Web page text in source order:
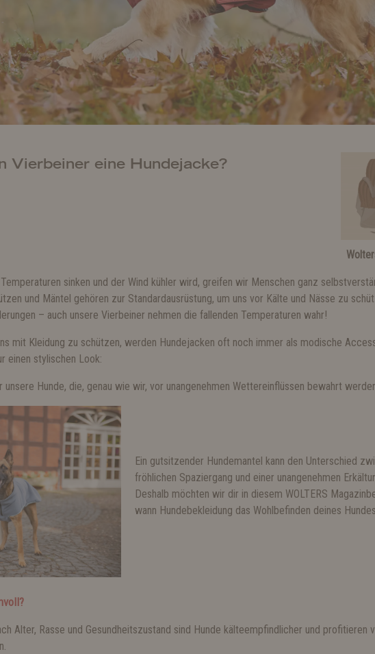
Vierbeiner eine Hundejacke?
sinken und der Wind kühler wird, greifen wir Menschen ganz
und Mäntel gehören zur Standardausrüstung, um uns vor Kälte und Nässe zu
– auch unsere Vierbeiner nehmen die fallenden Temperaturen wahr!
mit Kleidung zu schützen, werden Hundejacken oft noch immer als modische
einen stylischen Look:
Hunde, die, genau wie wir, vor unangenehmen Wettereinflüssen bewahrt
Ein gutsitzender Hundemantel kann den Unterschied
fröhlichen Spaziergang und einer unangenehmen
Deshalb möchten wir dir in diesem WOLTERS
wann Hundebekleidung das Wohlbefinden deines
Alter, Rasse und Gesundheitszustand sind Hunde kälteempfindlicher und profitieren